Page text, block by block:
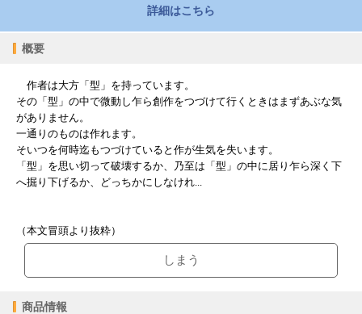
詳細はこちら
概要
作者は大方「型」を持っています。
その「型」の中で微動し乍ら創作をつづけて行くときはまずあぶな気
がありません。
一通りのものは作れます。
そいつを何時迄もつづけていると作が生気を失います。
「型」を思い切って破壊するか、乃至は「型」の中に居り乍ら深く下
へ掘り下げるか、どっちかにしなけれ...
（本文冒頭より抜粋）
しまう
商品情報